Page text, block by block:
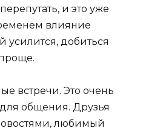
и это уже
влияние
усилится, добиться
встречи. Это очень
общения. Друзья
любимый